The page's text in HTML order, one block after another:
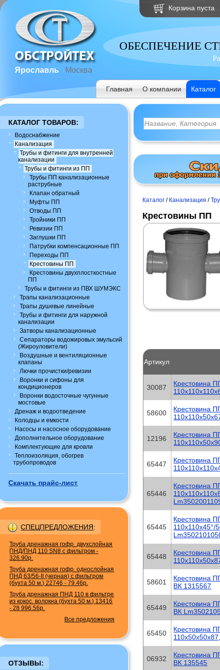
Ярославль Москва
Корзина пуста
ОБЕСПЕЧЕНИЕ
Главная О компании Каталог
КАТАЛОГ ТОВАРОВ:
Водоснабжение
Канализация
Трубы и фитинги для внутренней
канализации
Трубы и фитинги из ПП
Трубы ПП канализационные
раструбные
Клапан обратный
Муфты ПП
Отводы ПП
Тройники ПП
Ревизии ПП
Заглушки ПП
Патрубки компенсационные ПП
Переходы ПП
Крестовины ПП
Крестовины двухплосткостные
ПП
Трубы и фитинги из ПВХ ШУМЭКС
Трапы канализационные
Трапы душевые линейные
Трубы и фитинги для наружной
канализации
Затворы канализационные
Сепараторы водожировых эмульсий
(Жироуловители)
Воздушные и вентиляционные
клапаны
Лючки прочистки/ревизии
Воронки и сифоны для
кондиционеров
Воронки водосточные чугунные
мостовые
Дренаж и водоотведение
Колодцы и емкости
Насосы и насосное оборудование
Дополнительное оборудование
Комплектующие для кровли
Теплоизоляция, обогрев
трубопроводов
Скачать прайс-лист
СПЕЦПРЕДЛОЖЕНИЯ:
Труба дренажная гофр. двухслойная
ПНД/ПНД 110 SN8 с фильтром -
326.90р.
Труба дренажная гофр. однослойная
ПНД 63/56-II (черная) с фильтром
(бухта 50 м.) 22746 -79.46р.
Труба дренажная ПНД 110 в фильтре
из кокос. волокна (бухта 50 м.) 13416
-28 996.56р.
Все предложения
ОТЗЫВЫ:
Каталог / Канализация /
Крестовины ПП
Артикул
30087
Крестовина
58600
Крестовина
12196
Крестовина
65447
Крестовина
65446
Крестовина
65445
Крестовина
110x110х45°/
65448
Крестовина
58601
Крестовина
ВК 1315567
65449
Крестовина
ВК
65450
Крестовина
06932
Крестовина
ВК 135545